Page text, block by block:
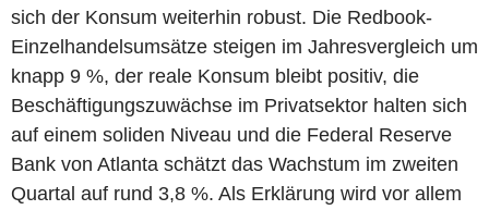
sich der Konsum weiterhin robust. Die Redbook-
Einzelhandelsumsätze steigen im Jahresvergleich um
knapp 9 %, der reale Konsum bleibt positiv, die
Beschäftigungszuwächse im Privatsektor halten sich
auf einem soliden Niveau und die Federal Reserve
Bank von Atlanta schätzt das Wachstum im zweiten
Quartal auf rund 3,8 %. Als Erklärung wird vor allem